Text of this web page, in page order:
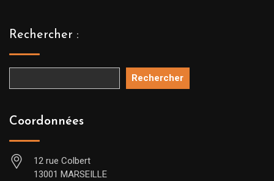
Rechercher :
Rechercher
Coordonnées
12 rue Colbert
13001 MARSEILLE